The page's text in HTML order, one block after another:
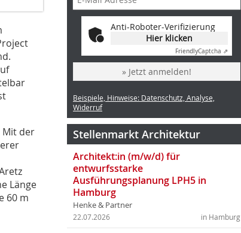
Mit der
Länge
60 m
Anti-Roboter-Verifizierung
Hier klicken
FriendlyCaptcha ⇗
» Jetzt anmelden!
Beispiele, Hinweise: Datenschutz, Analyse,
Widerruf
Stellenmarkt Architektur
Architekt:in (m/w/d) für
entwurfsstarke
Ausführungsplanung LPH5 in
Hamburg
Henke & Partner
in Hamburg
22.07.2026